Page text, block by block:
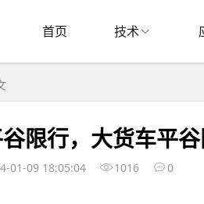
首页 技术
限行，大货车平
01-09 18:05:04 1016 0